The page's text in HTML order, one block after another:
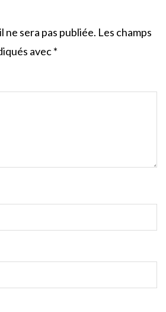
ne sera pas publiée. Les champs
avec*